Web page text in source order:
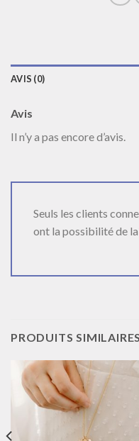
AVIS (0)
Avis
Il n’y a pas encore d’avis.
Seuls les clients
ont la possibilité de
PRODUITS SIMILAIRES